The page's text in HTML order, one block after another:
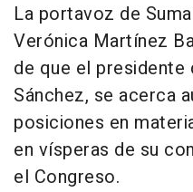
La portavoz de
Verónica Martínez
de que el presidente
Sánchez, se acerca
posiciones en
en vísperas de su
el Congreso.